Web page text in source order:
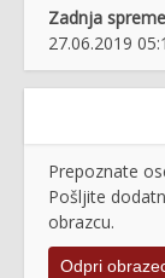
Zadnja
27.06.2019
Prepoznate
Pošljite
obrazcu.
Odpri